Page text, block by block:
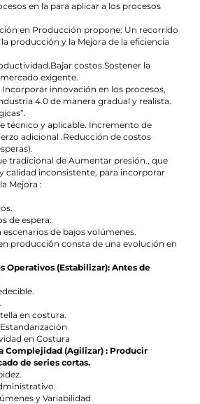
en la para aplicar a los procesos
en Producción propone: Un recorrido
producción y la Mejora de la eficiencia
costos.Sostener la
exigente.
Incorporar innovación en los procesos,
4.0 de manera gradual y realista.
técnico y aplicable. Incremento de
adicional .Reducción de costos
tradicional de Aumentar presión., que
calidad inconsistente, para incorporar
Mejora :
de espera.
de bajos volúmenes.
producción consta de una evolución en
Operativos (Estabilizar): Antes de
en costura.
en Costura
Complejidad (Agilizar) : Producir
de series cortas.
y Variabilidad